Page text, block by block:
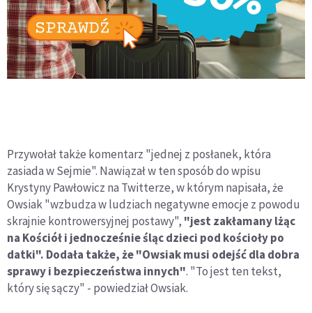
Przywołał także komentarz "jednej z posłanek, która
zasiada w Sejmie". Nawiązał w ten sposób do wpisu
Krystyny Pawłowicz na Twitterze, w którym napisała, że
Owsiak "wzbudza w ludziach negatywne emocje z powodu
skrajnie kontrowersyjnej postawy", "jest zakłamany lżąc
na Kościół i jednocześnie śląc dzieci pod kościoły po
datki". Dodała także, że "Owsiak musi odejść dla dobra
sprawy i bezpieczeństwa innych". "To jest ten tekst,
który się sączy" - powiedział Owsiak.